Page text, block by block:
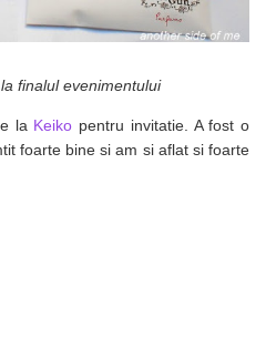
finalul evenimentului
la Keiko pentru invitatie. A fost o
foarte bine si am si aflat si foarte